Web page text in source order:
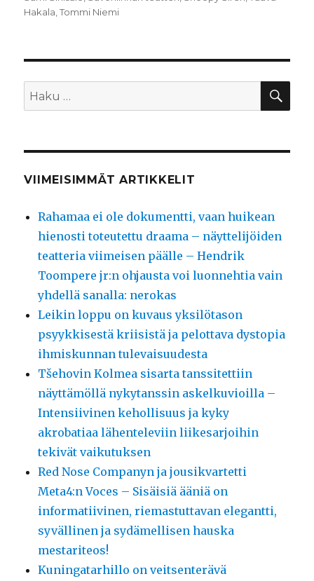
Hakala ,Tommi Niemi
Etsi:
VIIMEISIMMÄT ARTIKKELIT
Rahamaa ei ole dokumentti, vaan huikean
hienosti toteutettu draama – näyttelijöiden
teatteria viimeisen päälle – Hendrik
Toompere jr:n ohjausta voi luonnehtia vain
yhdellä sanalla: nerokas
Leikin loppu on kuvaus yksilötason
psyykkisestä kriisistä ja pelottava dystopia
ihmiskunnan tulevaisuudesta
Tšehovin Kolmea sisarta tanssitettiin
näyttämöllä nykytanssin askelkuvioilla –
Intensiivinen kehollisuus ja kyky
akrobatiaa lähenteleviin liikesarjoihin
tekivät vaikutuksen
Red Nose Companyn ja jousikvartetti
Meta4:n Voces – Sisäisiä ääniä on
informatiivinen, riemastuttavan elegantti,
syvällinen ja sydämellisen hauska
mestariteos!
Kuningatarhillo on veitsenterävä